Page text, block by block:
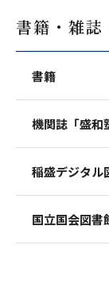
書籍・雑誌
書籍
機関誌「盛和
稲盛デジタル
国立国会図書